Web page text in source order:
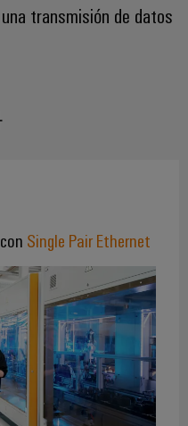
transmisión de datos
Single Pair Ethernet